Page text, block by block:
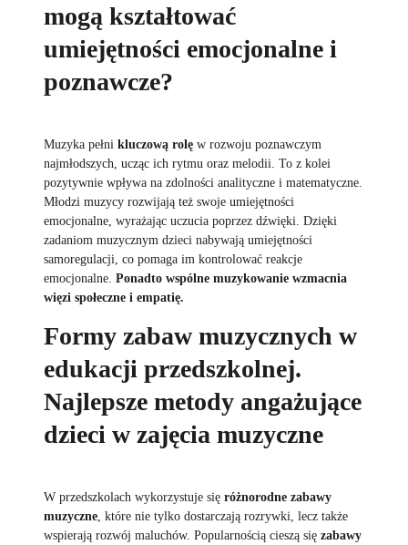
mogą kształtować
umiejętności emocjonalne i
poznawcze?
Muzyka pełni kluczową rolę w rozwoju poznawczym
najmłodszych, ucząc ich rytmu oraz melodii. To z kolei
pozytywnie wpływa na zdolności analityczne i matematyczne.
Młodzi muzycy rozwijają też swoje umiejętności
emocjonalne, wyrażając uczucia poprzez dźwięki. Dzięki
zadaniom muzycznym dzieci nabywają umiejętności
samoregulacji, co pomaga im kontrolować reakcje
emocjonalne. Ponadto wspólne muzykowanie wzmacnia
więzi społeczne i empatię.
Formy zabaw muzycznych w
edukacji przedszkolnej.
Najlepsze metody angażujące
dzieci w zajęcia muzyczne
W przedszkolach wykorzystuje się różnorodne zabawy
muzyczne , które nie tylko dostarczają rozrywki, lecz także
wspierają rozwój maluchów. Popularnością cieszą się zabawy